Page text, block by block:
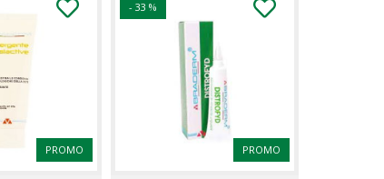
PROMO
- 33 %
PROMO